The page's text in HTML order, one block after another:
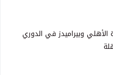
الأهلي وبيراميدز في الدوري